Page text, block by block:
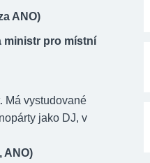
ANO)
ministr pro místní
Má vystudované
jako DJ, v
ANO)